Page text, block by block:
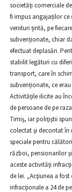
societăţi comerciale
fi impus angajaților ce
venituri țintă, pe
subvenționate, chiar
efectuat deplasări.
stabilit legături cu
transport, care în
subvenționate, ce
Activităţile ilicite au
de persoane de pe
Timiş, iar poliţiştii
colectat şi decontat în
speciale pentru
război, pensionarilor
aceste activităţi
de lei. „Acţiunea a
infracţionale a 24 de